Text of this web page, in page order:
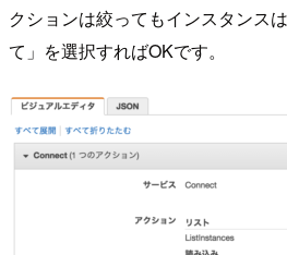
クションは絞ってもインスタンス
て」を選択すればOKです。